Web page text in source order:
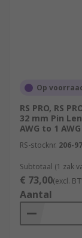
Op
RS PRO, RS
32 mm Pin
AWG to 1
RS-stocknr. 206-
Subtotaal (1 zak
€ 73,00(excl.
Aantal